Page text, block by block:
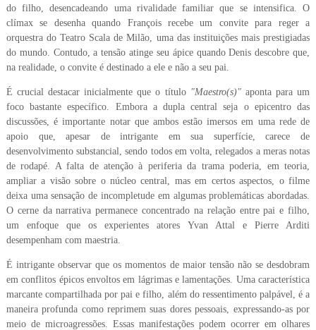
do filho, desencadeando uma rivalidade familiar que se intensifica. O
clímax se desenha quando François recebe um convite para reger a
orquestra do Teatro Scala de Milão, uma das instituições mais prestigiadas
do mundo. Contudo, a tensão atinge seu ápice quando Denis descobre que,
na realidade, o convite é destinado a ele e não a seu pai.
É crucial destacar inicialmente que o título "Maestro(s)" aponta para um
foco bastante específico. Embora a dupla central seja o epicentro das
discussões, é importante notar que ambos estão imersos em uma rede de
apoio que, apesar de intrigante em sua superfície, carece de
desenvolvimento substancial, sendo todos em volta, relegados a meras notas
de rodapé. A falta de atenção à periferia da trama poderia, em teoria,
ampliar a visão sobre o núcleo central, mas em certos aspectos, o filme
deixa uma sensação de incompletude em algumas problemáticas abordadas.
O cerne da narrativa permanece concentrado na relação entre pai e filho,
um enfoque que os experientes atores Yvan Attal e Pierre Arditi
desempenham com maestria.
É intrigante observar que os momentos de maior tensão não se desdobram
em conflitos épicos envoltos em lágrimas e lamentações. Uma característica
marcante compartilhada por pai e filho, além do ressentimento palpável, é a
maneira profunda como reprimem suas dores pessoais, expressando-as por
meio de microagressões. Essas manifestações podem ocorrer em olhares